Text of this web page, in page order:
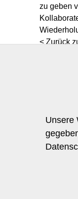
zu geben
< Zurück
Allgemein
Unsere